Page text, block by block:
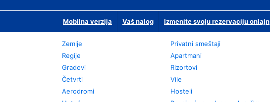
Mobilna verzija Vaš nalog Izmenite svoju rezervaciju onlajn
Zemlje
Regije
Gradovi
Četvrti
Aerodromi
Privatni smeštaji
Apartmani
Rizortovi
Vile
Hosteli